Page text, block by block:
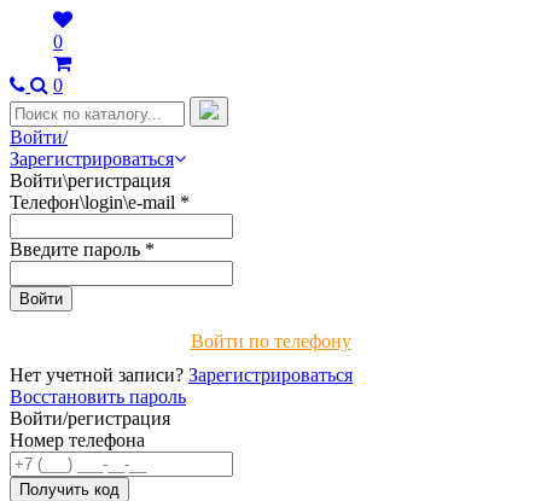
0
0
Войти/
Зарегистрироваться
Войти\регистрация
Телефон\login\e-mail *
Введите пароль *
Войти по телефону
Нет учетной записи? Зарегистрироваться
Восстановить пароль
Войти/регистрация
Номер телефона